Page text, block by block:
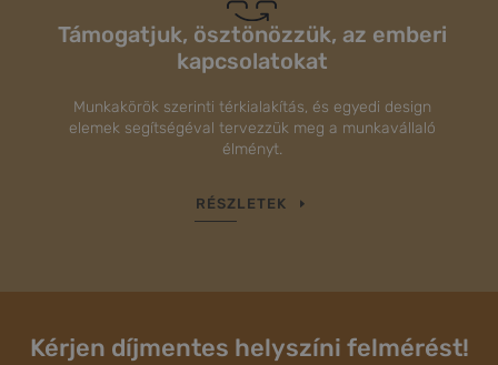
Támogatjuk, ösztönözzük, az emberi
kapcsolatokat
Munkakörök szerinti térkialakítás, és egyedi design
elemek segítségéval tervezzük meg a munkavállaló
élményt.
RÉSZLETEK
Kérjen díjmentes helyszíni felmérést!